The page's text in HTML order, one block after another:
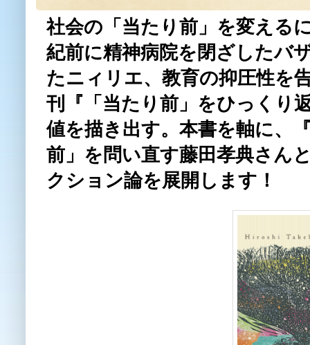
社会の「当たり前」を変える
紀前に精神病院を閉ざしたバ
たニィリエ、教育の抑圧性を
刊『「当たり前」をひっくり
値を描き出す。本書を軸に、
前」を問い直す藤田孝典さん
クション論を展開します！